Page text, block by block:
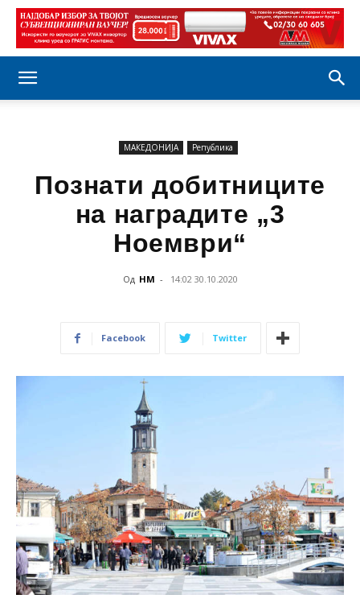
МАКЕДОНИЈА Република
Познати добитниците
на наградите „3
Ноември“
Од НМ - 14:02 30.10.2020
Facebook Twitter